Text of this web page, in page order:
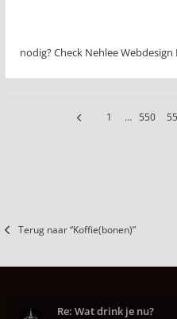
nodig? Check Nehlee
1 … 550
Terug naar “Koffie(bonen)”
Re: Wat drink je nu?